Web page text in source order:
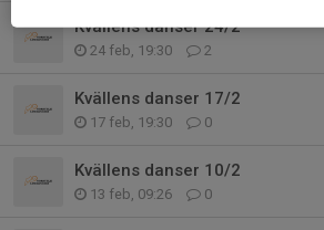
Kvällens danser 24/2
24 feb, 19:30 2
Kvällens danser 17/2
17 feb, 19:30 0
Kvällens danser 10/2
13 feb, 09:26 0